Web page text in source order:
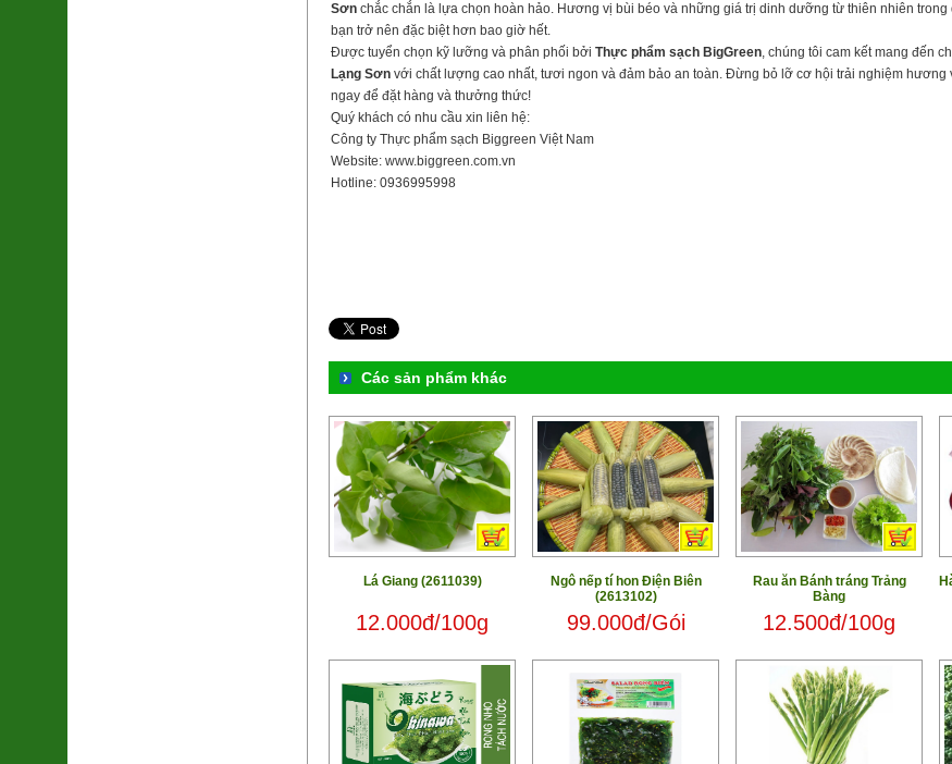
Sơn chắc chắn là lựa chọn hoàn hảo. Hương vị bùi béo và những giá trị dinh dưỡng từ thiên nhiên
bạn trở nên đặc biệt hơn bao giờ hết.
Được tuyển chọn kỹ lưỡng và phân phối bởi Thực phẩm sạch BigGreen, chúng tôi cam kết mang đến
Lạng Sơn với chất lượng cao nhất, tươi ngon và đảm bảo an toàn. Đừng bỏ lỡ cơ hội trải nghiệm hương
ngay để đặt hàng và thưởng thức!
Quý khách có nhu cầu xin liên hệ:
Công ty Thực phẩm sạch Biggreen Việt Nam
Website: www.biggreen.com.vn
Hotline: 0936995998
Các sản phẩm khác
Lá Giang (2611039)
12.000đ/100g
Ngô nếp tí hon Điện Biên
(2613102)
99.000đ/Gói
Rau ăn Bánh tráng Trảng
Bàng
12.500đ/100g